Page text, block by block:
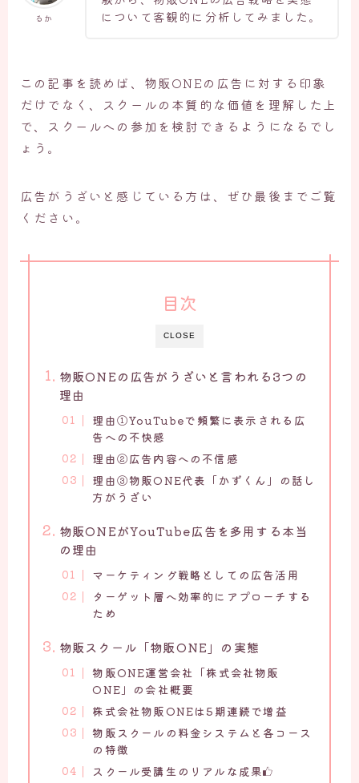
るか
について客観的に分析してみました。
この記事を読めば、物販ONEの広告に対する印象
だけでなく、スクールの本質的な価値を理解した上
で、スクールへの参加を検討できるようになるでし
ょう。
広告がうざいと感じている方は、ぜひ最後までご覧
ください。
CLOSE
目次
物販ONEの広告がうざいと言われる3つの
理由
理由①YouTubeで頻繁に表示される広
告への不快感
理由②広告内容への不信感
理由③物販ONE代表「かずくん」の話し
方がうざい
物販ONEがYouTube広告を多用する本当
の理由
マーケティング戦略としての広告活用
ターゲット層へ効率的にアプローチする
ため
物販スクール「物販ONE」の実態
物販ONE運営会社「株式会社物販
ONE」の会社概要
株式会社物販ONEは5期連続で増益
物販スクールの料金システムと各コース
の特徴
スクール受講生のリアルな成果